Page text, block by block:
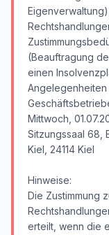
(Beauftragung
einen
Mittwoch,
Sitzungssaal 68,
Kiel, 24114 Kiel
Hinweise:
Die Zustimmung
erteilt, wenn die